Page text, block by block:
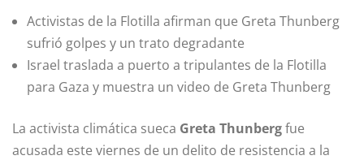
Activistas de la Flotilla afirman que Greta Thunberg
sufrió golpes y un trato degradante
Israel traslada a puerto a tripulantes de la Flotilla
para Gaza y muestra un video de Greta Thunberg
La activista climática sueca Greta Thunbergfue
acusada este viernes de un delito de resistencia a la